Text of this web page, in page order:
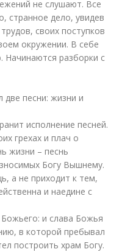
не слушают. Все
странное дело, увидев
своих поступков
окружении. В себе
Начинаются разборки с
песни: жизни и
исполнение песней.
грехах и плач о
жизни – песнь
Богу Вышнему.
а не приходит к тем,
и наедине с
и слава Божья
в которой пребывал
построить храм Богу.